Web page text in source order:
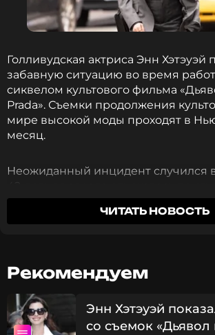
Голливудская актриса Энн Хэтэуэй
забавную ситуацию во время
сиквелом культового фильма
Prada». Съемки продолжения
мире высокой моды проходят в
месяц.
Неожиданный инцидент случился в
очередной сцены. В этот момент у
сломался каблук, и Хэтэуэй
солнцезащитные очки и черные
ремешках, которые и подвели
ЧИТАТЬ НОВОСТЬ
Рекомендуем
Энн Хэтэуэй
со съемок «Дьявол